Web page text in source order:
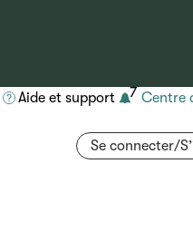
Aide et support 7 Centre
Se connecter/